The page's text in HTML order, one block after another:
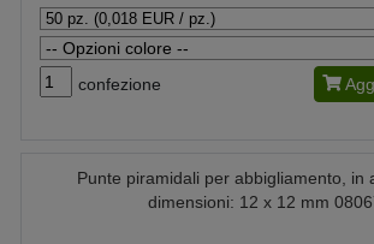
confezione
Punte piramidali per abbigliamento, in
dimensioni: 12 x 12 mm